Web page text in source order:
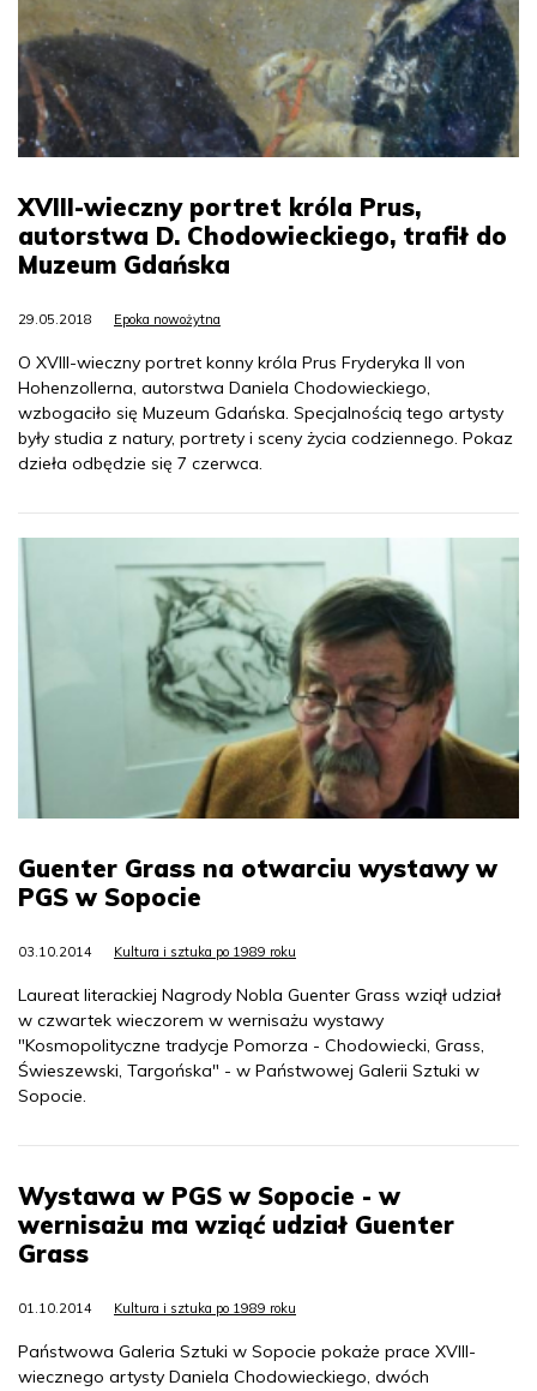
XVIII-wieczny portret króla Prus,
autorstwa D. Chodowieckiego, trafił do
Muzeum Gdańska
29.05.2018 Epoka nowożytna
O XVIII-wieczny portret konny króla Prus Fryderyka II von
Hohenzollerna, autorstwa Daniela Chodowieckiego,
wzbogaciło się Muzeum Gdańska. Specjalnością tego artysty
były studia z natury, portrety i sceny życia codziennego. Pokaz
dzieła odbędzie się 7 czerwca.
Guenter Grass na otwarciu wystawy w
PGS w Sopocie
03.10.2014 Kultura i sztuka po 1989 roku
Laureat literackiej Nagrody Nobla Guenter Grass wziął udział
w czwartek wieczorem w wernisażu wystawy
"Kosmopolityczne tradycje Pomorza - Chodowiecki, Grass,
Świeszewski, Targońska" - w Państwowej Galerii Sztuki w
Sopocie.
Wystawa w PGS w Sopocie - w
wernisażu ma wziąć udział Guenter
Grass
01.10.2014 Kultura i sztuka po 1989 roku
Państwowa Galeria Sztuki w Sopocie pokaże prace XVIII-
wiecznego artysty Daniela Chodowieckiego, dwóch